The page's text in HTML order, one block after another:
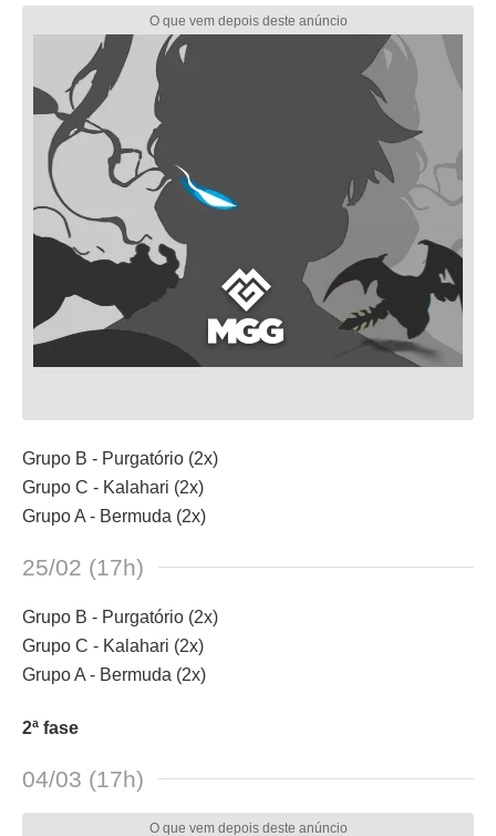
Grupo B - Purgatório (2x)
Grupo C - Kalahari (2x)
Grupo A - Bermuda (2x)
25/02 (17h)
Grupo B - Purgatório (2x)
Grupo C - Kalahari (2x)
Grupo A - Bermuda (2x)
2ª fase
04/03 (17h)